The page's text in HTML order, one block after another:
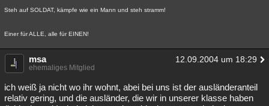
Steh auf SOLDAT, kämpfe wie ein Mann und steh stramm!
Einer für ALLE, alle für EINEN!
msa 12.09.2004 um 18:29
ehemaliges Mitglied
ich weiß ja nicht wo ihr wohnt, abei bei uns ist der ausländeranteil
relativ gering, und die ausländer, die wir in unserer klasse haben